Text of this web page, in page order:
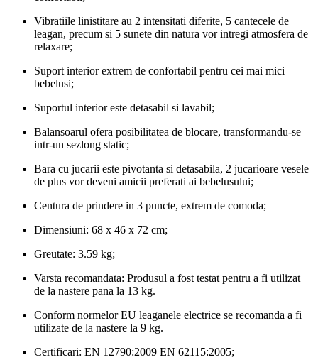
Vibratiile linistitare au 2 intensitati diferite, 5 cantecele de
leagan, precum si 5 sunete din natura vor intregi atmosfera de
relaxare;
Suport interior extrem de confortabil pentru cei mai mici
bebelusi;
Suportul interior este detasabil si lavabil;
Balansoarul ofera posibilitatea de blocare, transformandu-se
intr-un sezlong static;
Bara cu jucarii este pivotanta si detasabila, 2 jucarioare vesele
de plus vor deveni amicii preferati ai bebelusului;
Centura de prindere in 3 puncte, extrem de comoda;
Dimensiuni: 68 x 46 x 72 cm;
Greutate: 3.59 kg;
Varsta recomandata: Produsul a fost testat pentru a fi utilizat
de la nastere pana la 13 kg.
Conform normelor EU leaganele electrice se recomanda a fi
utilizate de la nastere la 9 kg.
Certificari: EN 12790:2009 EN 62115:2005;